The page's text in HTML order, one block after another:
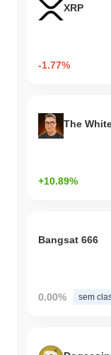
XRP
-1.77%
+10.89%
Bangsat 666
0.00% sem